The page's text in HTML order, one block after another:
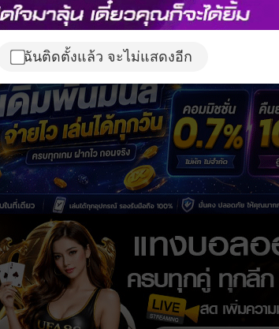
ฉันติดตั้งแล้ว จะไม่แสดงอีก